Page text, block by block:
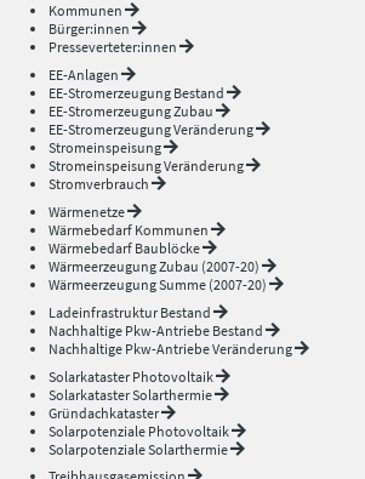
Kommunen
Bürger:innen
Presseverteter:innen
EE-Anlagen
EE-Stromerzeugung Bestand
EE-Stromerzeugung Zubau
EE-Stromerzeugung Veränderung
Stromeinspeisung
Stromeinspeisung Veränderung
Stromverbrauch
Wärmenetze
Wärmebedarf Kommunen
Wärmebedarf Baublöcke
Wärmeerzeugung Zubau (2007-20)
Wärmeerzeugung Summe (2007-20)
Ladeinfrastruktur Bestand
Nachhaltige Pkw-Antriebe Bestand
Nachhaltige Pkw-Antriebe Veränderung
Solarkataster Photovoltaik
Solarkataster Solarthermie
Gründachkataster
Solarpotenziale Photovoltaik
Solarpotenziale Solarthermie